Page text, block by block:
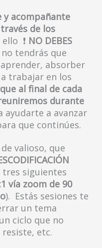
y acompañante
de los
ello ❗ NO DEBES
no tendrás que
absorber
trabajar en los
al final de cada
durante
ayudarte a avanzar
que continúes.
valioso, que
siguientes
vía zoom de 90
). Estás sesiones te
un tema
ciclo que no
etc.